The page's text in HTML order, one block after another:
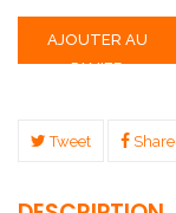
AJOUTER AU
PANIER
Tweet Share